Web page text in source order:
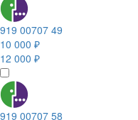
919 00707 49
10 000 ₽
12 000 ₽
919 00707 58